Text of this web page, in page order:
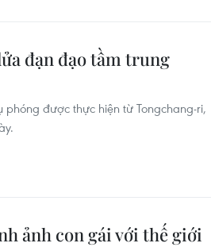
đạn đạo tầm trung
được thực hiện từ Tongchang-ri,
ảnh con gái với thế giới